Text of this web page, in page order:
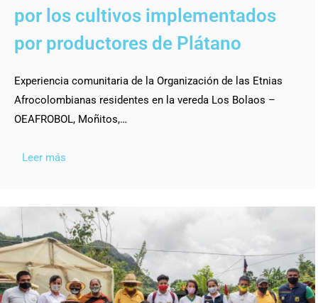
por los cultivos implementados
por productores de Plátano
Experiencia comunitaria de la Organización de las Etnias
Afrocolombianas residentes en la vereda Los Bolaos –
OEAFROBOL, Moñitos,…
Leer más